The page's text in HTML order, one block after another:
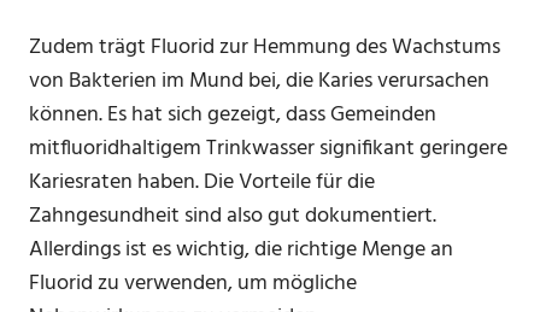
Zudem trägt Fluorid zur Hemmung des Wachstums
von Bakterien im Mund bei, die Karies verursachen
können. Es hat sich gezeigt, dass Gemeinden
mitfluoridhaltigem Trinkwasser signifikant geringere
Kariesraten haben. Die Vorteile für die
Zahngesundheit sind also gut dokumentiert.
Allerdings ist es wichtig, die richtige Menge an
Fluorid zu verwenden, um mögliche